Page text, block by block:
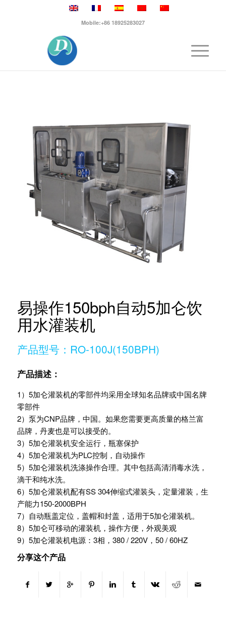
Mobile:+86 18925283027
易操作150bph自动5加仑饮
用水灌装机
产品型号：RO-100J(150BPH)
产品描述：
1）5加仑灌装机的零部件均采用全球知名品牌或中国名牌
零部件
2）泵为CNP品牌，中国。如果您需要更高质量的格兰富
品牌，丹麦也是可以接受的。
3）5加仑灌装机安全运行，瓶塞保护
4）5加仑灌装机为PLC控制，自动操作
5）5加仑灌装机洗涤操作合理。其中包括高清消毒水洗，
滴干和纯水洗。
6）5加仑灌装机配有SS 304伸缩式灌装头，定量灌装，生
产能力150-2000BPH
7）自动瓶盖定位，盖帽和封盖，适用于5加仑灌装机。
8）5加仑可移动的灌装机，操作方便，外观美观
9）5加仑灌装机电源：3相，380 / 220V，50 / 60HZ
分享这个产品